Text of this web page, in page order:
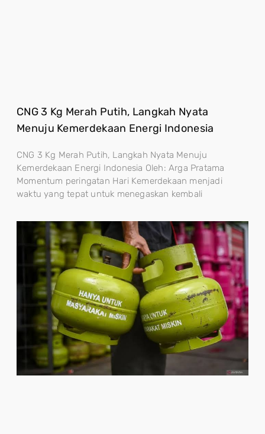
CNG 3 Kg Merah Putih, Langkah Nyata
Menuju Kemerdekaan Energi Indonesia
CNG 3 Kg Merah Putih, Langkah Nyata Menuju
Kemerdekaan Energi Indonesia Oleh: Arga Pratama
Momentum peringatan Hari Kemerdekaan menjadi
waktu yang tepat untuk menegaskan kembali